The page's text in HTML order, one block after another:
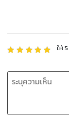
ให้5